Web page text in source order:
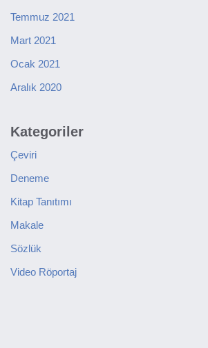
Temmuz 2021
Mart 2021
Ocak 2021
Aralık 2020
Kategoriler
Çeviri
Deneme
Kitap Tanıtımı
Makale
Sözlük
Video Röportaj